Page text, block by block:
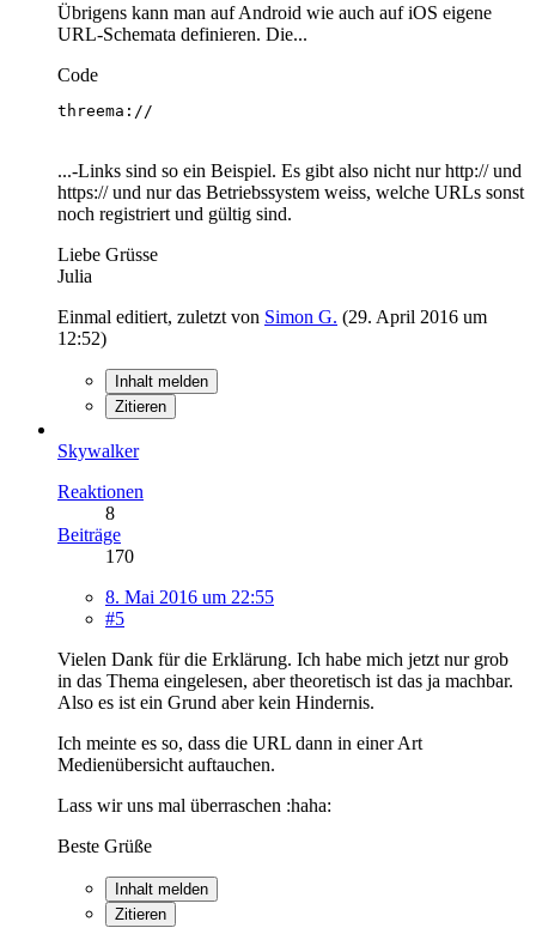
Übrigens kann man auf Android wie auch auf iOS eigene
URL-Schemata definieren. Die...
Code
threema://
...-Links sind so ein Beispiel. Es gibt also nicht nur http:// und
https:// und nur das Betriebssystem weiss, welche URLs sonst
noch registriert und gültig sind.
Liebe Grüsse
Julia
Einmal editiert, zuletzt von Simon G. (29. April 2016 um
12:52)
Inhalt melden
Zitieren
Skywalker
Reaktionen
8
Beiträge
170
8. Mai 2016 um 22:55
#5
Vielen Dank für die Erklärung. Ich habe mich jetzt nur grob
in das Thema eingelesen, aber theoretisch ist das ja machbar.
Also es ist ein Grund aber kein Hindernis.
Ich meinte es so, dass die URL dann in einer Art
Medienübersicht auftauchen.
Lass wir uns mal überraschen :haha:
Beste Grüße
Inhalt melden
Zitieren